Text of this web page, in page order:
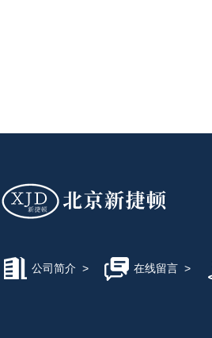
公司简介 > 在线留言>